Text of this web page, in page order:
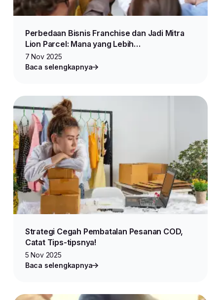
Perbedaan Bisnis Franchise dan Jadi Mitra
Lion Parcel: Mana yang Lebih
Menguntungkan?
7 Nov 2025
Baca selengkapnya
Strategi Cegah Pembatalan Pesanan COD,
Catat Tips-tipsnya!
5 Nov 2025
Baca selengkapnya